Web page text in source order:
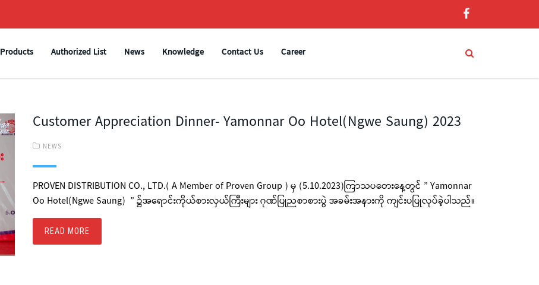
Products Authorized List News Knowledge Contact Us Career
Customer Appreciation Dinner- Yamonnar Oo Hotel(Ngwe Saung) 2023
NEWS
PROVEN DISTRIBUTION CO., LTD.( A Member of Proven Group ) မှ (5.10.2023)ကြာသပတေးနေ့တွင် ” Yamonnar
Oo Hotel(Ngwe Saung) ” ၌အရောင်းကိုယ်စားလှယ်ကြီးများ ဂုဏ်ပြုညစာစားပွဲ အခမ်းအနားကို ကျင်းပပြုလုပ်ခဲ့ပါသည်။
READ MORE